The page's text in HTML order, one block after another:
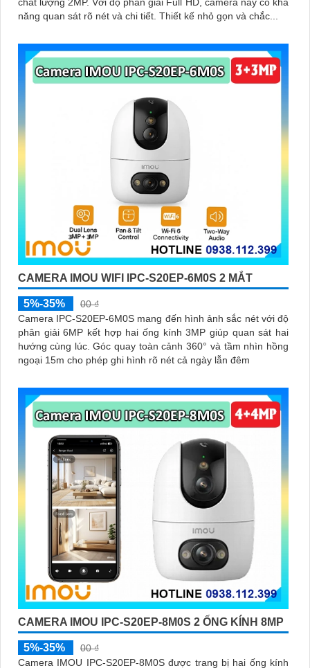
năng quan sát rõ nét và chi tiết. Thiết kế nhỏ gọn và chắc...
CAMERA IMOU WIFI IPC-S20EP-6M0S 2 MẮT
5%-35%
00 ₫
Camera IPC-S20EP-6M0S mang đến hình ảnh sắc nét với độ
phân giải 6MP kết hợp hai ống kính 3MP giúp quan sát hai
hướng cùng lúc. Góc quay toàn cảnh 360° và tầm nhìn hồng
ngoại 15m cho phép ghi hình rõ nét cả ngày lẫn đêm
CAMERA IMOU IPC-S20EP-8M0S 2 ỐNG KÍNH 8MP
5%-35%
00 ₫
Camera IMOU IPC-S20EP-8M0S được trang bị hai ống kính